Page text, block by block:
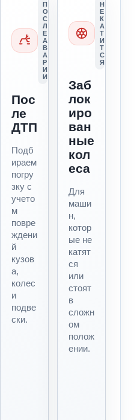
П
О
С
Л
Е
А
В
А
Р
И
И
Пос
ле
ДТП
Подб
ираем
погру
зку с
учето
м
повре
ждени
й
кузов
а,
колес
и
подве
ски.
Н
Е
К
А
Т
И
Т
С
Я
Заб
лок
иро
ван
ные
кол
еса
Для
маши
н,
котор
ые не
катят
ся
или
стоят
в
сложн
ом
полож
ении.